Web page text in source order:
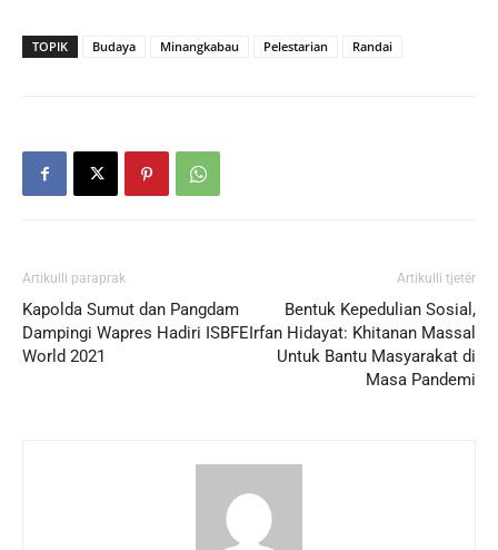
TOPIK Budaya Minangkabau Pelestarian Randai
Artikulli paraprak
Kapolda Sumut dan Pangdam
Dampingi Wapres Hadiri ISBFE
World 2021
Artikulli tjetër
Bentuk Kepedulian Sosial,
Irfan Hidayat: Khitanan Massal
Untuk Bantu Masyarakat di
Masa Pandemi